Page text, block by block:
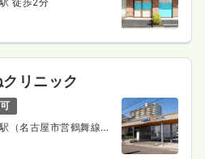
リニック
（名古屋市営鶴舞線）